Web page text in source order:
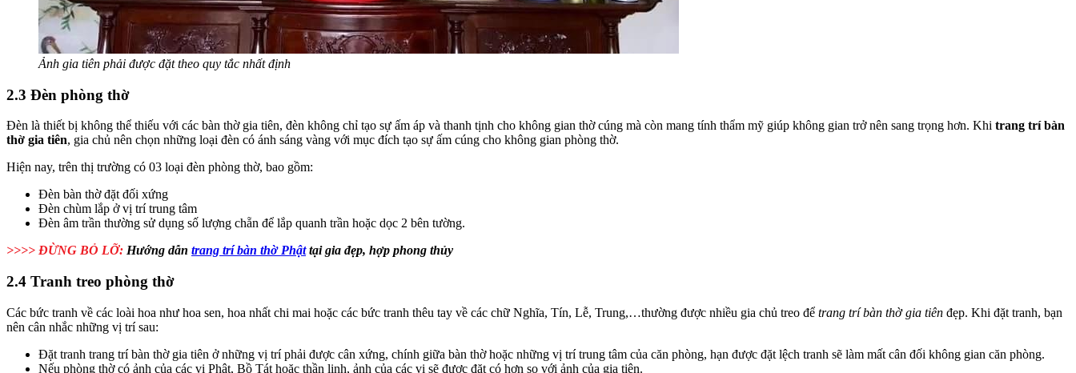
Ảnh gia tiên phải được đặt theo quy tắc nhất định
2.3 Đèn phòng thờ
Đèn là thiết bị không thể thiếu với các bàn thờ gia tiên, đèn không chỉ tạo sự ấm áp và thanh tịnh cho không gian thờ cúng mà còn mang tính thẩm mỹ giúp không gian trở nên sang trọng hơn. Khi trang trí bàn
thờ gia tiên, gia chủ nên chọn những loại đèn có ánh sáng vàng với mục đích tạo sự ấm cúng cho không gian phòng thờ.
Hiện nay, trên thị trường có 03 loại đèn phòng thờ, bao gồm:
Đèn bàn thờ đặt đối xứng
Đèn chùm lắp ở vị trí trung tâm
Đèn âm trần thường sử dụng số lượng chẵn để lắp quanh trần hoặc dọc 2 bên tường.
>>>> ĐỪNG BỎ LỠ: Hướng dẫn trang trí bàn thờ Phậttại gia đẹp, hợp phong thủy
2.4 Tranh treo phòng thờ
Các bức tranh về các loài hoa như hoa sen, hoa nhất chi mai hoặc các bức tranh thêu tay về các chữ Nghĩa, Tín, Lễ, Trung,…thường được nhiều gia chủ treo để trang trí bàn thờ gia tiên đẹp. Khi đặt tranh, bạn
nên cân nhắc những vị trí sau:
Đặt tranh trang trí bàn thờ gia tiên ở những vị trí phải được cân xứng, chính giữa bàn thờ hoặc những vị trí trung tâm của căn phòng, hạn được đặt lệch tranh sẽ làm mất cân đối không gian căn phòng.
Nếu phòng thờ có ảnh của các vị Phật, Bồ Tát hoặc thần linh, ảnh của các vị sẽ được đặt có hơn so với ảnh của gia tiên.